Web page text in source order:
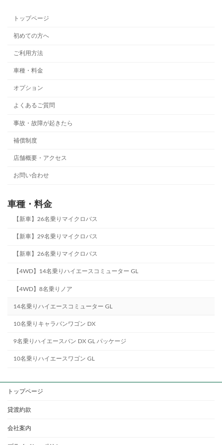
トップページ
初めての方へ
ご利用方法
車種・料金
オプション
よくあるご質問
事故・故障が起きたら
補償制度
店舗概要・アクセス
お問い合わせ
車種・料金
【新車】26名乗りマイクロバス
【新車】29名乗りマイクロバス
【新車】26名乗りマイクロバス
【4WD】14名乗りハイエースコミューター GL
【4WD】8名乗りノア
14名乗りハイエースコミューター GL
10名乗りキャラバンワゴン DX
9名乗りハイエースバン DX GL パッケージ
10名乗りハイエースワゴン GL
トップページ
貸渡約款
会社案内